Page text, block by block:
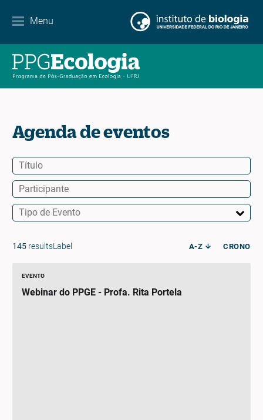
Menu
Contato
Agenda de eventos
145 resultsLabel A-Z CRONO
EVENTO
Webinar do PPGE - Profa. Rita Portela